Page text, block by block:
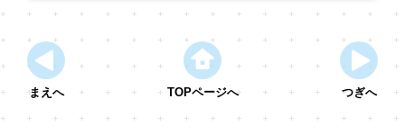
まえへ TOPページへ つぎへ